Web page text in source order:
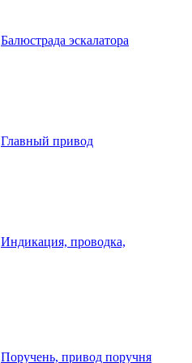
Балюстрада эскалатора
Главный привод
Индикация, проводка,
Поручень, привод поручня